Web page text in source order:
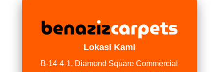
Lokasi Kami
B-14-4-1, Diamond Square Commercial